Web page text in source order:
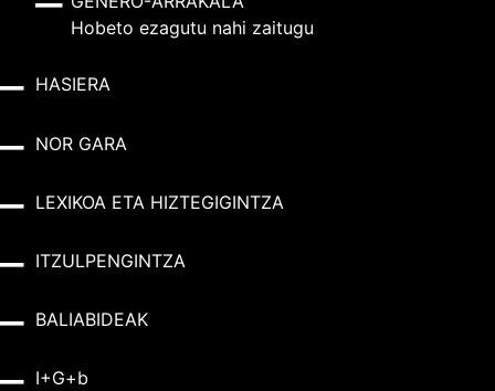
Hobeto ezagutu nahi zaitugu
HASIERA
NOR GARA
LEXIKOA ETA HIZTEGIGINTZA
ITZULPENGINTZA
BALIABIDEAK
I+G+b